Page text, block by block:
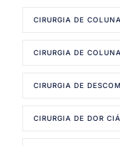
CIRURGIA DE
CIRURGIA DE
CIRURGIA DE
CIRURGIA DE DOR